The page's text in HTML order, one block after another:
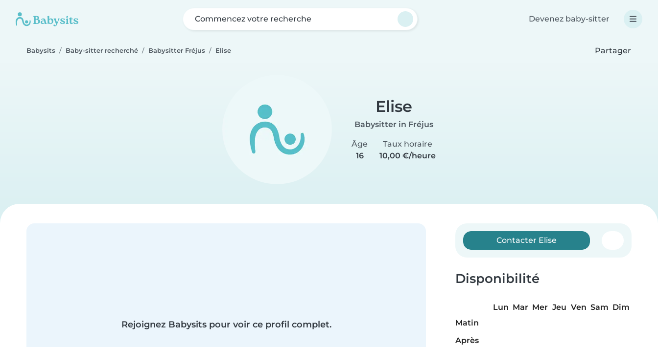
Commencez votre recherche Devenez baby-sitter
Babysits Baby-sitter recherché Babysitter Fréjus Elise Partager
Elise
Babysitter in Fréjus
Âge
16
Taux horaire
10,00 €/heure
Rejoignez Babysits pour voir ce profil complet.
Contacter Elise
Disponibilité
Lun Mar Mer Jeu Ven Sam Dim
Matin
Après